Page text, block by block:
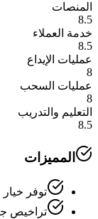
المنصات
8.5
خدمة العملاء
8.5
عمليات الإيداع
8
عمليات السحب
8
التعليم والتدريب
8.5
المميزات
توفر خيار
تراخيص